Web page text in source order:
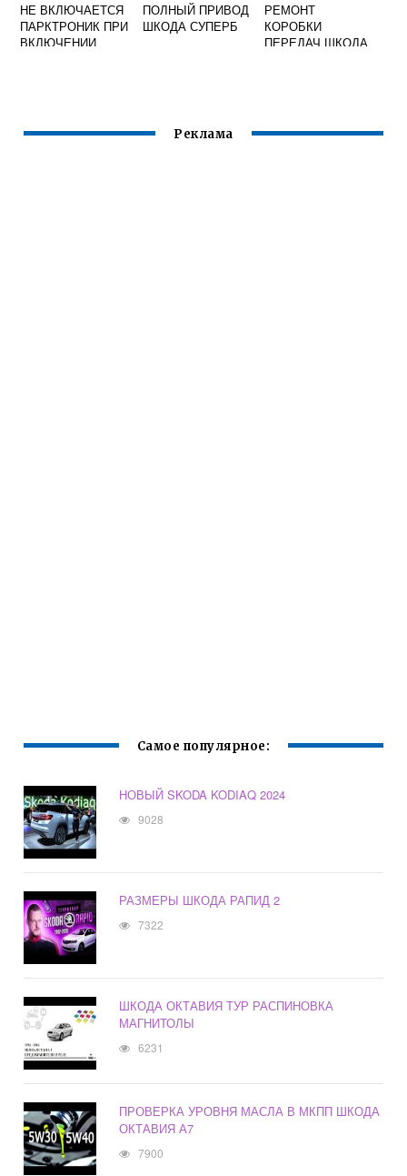
НЕ ВКЛЮЧАЕТСЯ
ПАРКТРОНИК ПРИ
ВКЛЮЧЕНИИ
ПОЛНЫЙ ПРИВОД
ШКОДА СУПЕРБ
РЕМОНТ
КОРОБКИ
ПЕРЕДАЧ ШКОДА
Реклама
Самое популярное:
НОВЫЙ SKODA KODIAQ 2024
9028
РАЗМЕРЫ ШКОДА РАПИД 2
7322
ШКОДА ОКТАВИЯ ТУР РАСПИНОВКА
МАГНИТОЛЫ
6231
ПРОВЕРКА УРОВНЯ МАСЛА В МКПП ШКОДА
ОКТАВИЯ А7
7900